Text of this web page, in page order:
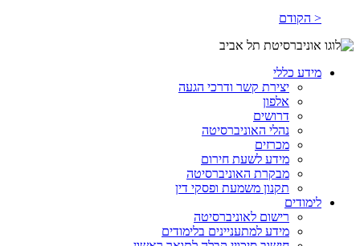
< הקודם
מידע כללי
יצירת קשר ודרכי הגעה
אלפון
דרושים
נהלי האוניברסיטה
מכרזים
מידע לשעת חירום
מבקרת האוניברסיטה
תקנון משמעת ופסקי דין
לימודים
רישום לאוניברסיטה
מידע למתעניינים בלימודים